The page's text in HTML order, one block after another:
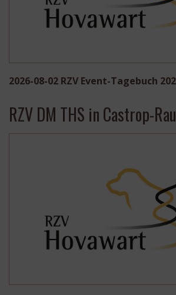
2026-08-02 RZV Event-Tagebuch
RZV DM THS in Castrop-